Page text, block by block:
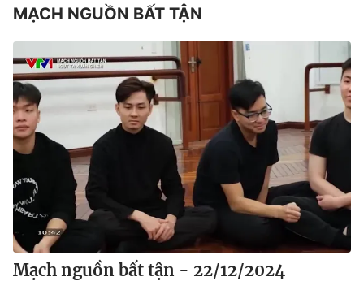
MẠCH NGUỒN BẤT TẬN
Mạch nguồn bất tận - 22/12/2024